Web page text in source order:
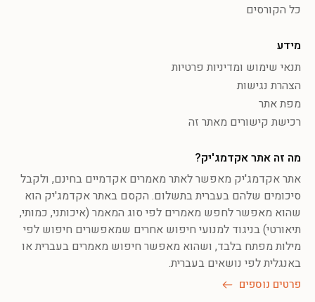
כל הקורסים
מידע
תנאי שימוש ומדיניות פרטיות
הצהרת נגישות
מפת אתר
רכישת קישורים מאתר זה
מה זה אתר אקדמג'יק?
אתר אקדמג'יק מאפשר לאתר מאמרים אקדמיים בחינם, ולקבל
סיכומים שלהם בעברית בתשלום. הקסם באתר אקדמג'יק הוא
שהוא מאפשר לחפש מאמרים לפי סוג המאמר (איכותני, כמותי,
תיאורטי) בניגוד למנועי חיפוש אחרים שמאפשרים חיפוש לפי
מילות מפתח בלבד, ושהוא מאפשר חיפוש מאמרים בעברית או
באנגלית לפי נושאים בעברית.
פרטים נוספים